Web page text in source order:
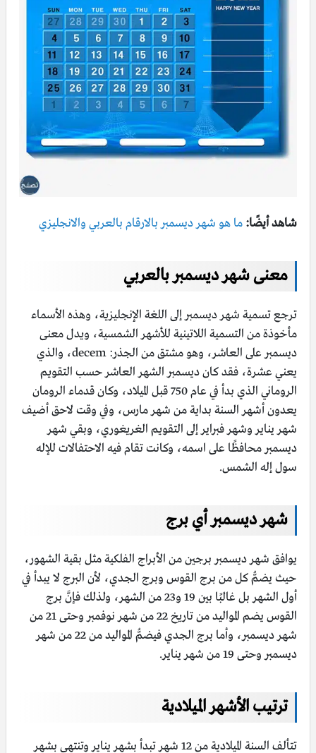
شاهد أيضًا: ما هو شهر ديسمبر بالارقام بالعربي والانجليزي
معنى شهر ديسمبر بالعربي
ترجع تسمية شهر ديسمبر إلى اللغة الإنجليزية، وهذه الأسماء
مأخوذة من التسمية اللاتينية للأشهر الشمسية، ويدل معنى
ديسمبر على العاشر، وهو مشتق من الجذر: decem، والذي
يعني عشرة، فقد كان ديسمبر الشهر العاشر حسب التقويم
الروماني الذي بدأ في عام 750 قبل الميلاد، وكان قدماء الرومان
يعدون أشهر السنة بداية من شهر مارس، وفي وقت لاحق أضيف
شهر يناير وشهر فبراير إلى التقويم الغريغوري، وبقي شهر
ديسمبر محافظًا على اسمه، وكانت تقام فيه الاحتفالات للإله
سول إله الشمس.
شهر ديسمبر أي برج
يوافق شهر ديسمبر برجين من الأبراج الفلكية مثل بقية الشهور،
حيث يضمُّ كل من برج القوس وبرج الجدي، لأن البرج لا يبدأ في
أول الشهر بل غالبًا بين 19 و23 من الشهر، ولذلك فإنَّ برج
القوس يضم المواليد من تاريخ 22 من شهر نوفمبر وحتى 21 من
شهر ديسمبر، وأما برج الجدي فيضمُّ المواليد من 22 من شهر
ديسمبر وحتى 19 من شهر يناير.
ترتيب الأشهر الميلادية
تتألف السنة الميلادية من 12 شهر تبدأ بشهر يناير وتنتهي بشهر